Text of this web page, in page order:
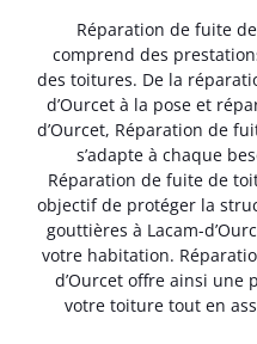
Réparation de fuite
comprend des
des toitures. De la
d’Ourcet à la pose et
d’Ourcet, Réparation de
s’adapte à chaque
Réparation de fuite de
objectif de protéger la
gouttières à Lacam-
votre habitation.
d’Ourcet offre ainsi une
votre toiture tout en